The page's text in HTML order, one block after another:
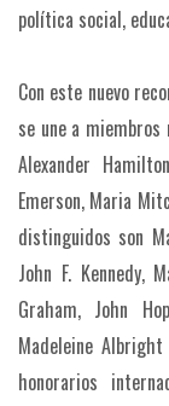
política social,
Con este nuevo
se une a miembros
Alexander
Emerson, Maria
distinguidos son
John F. Kennedy,
Graham, John
Madeleine
honorarios